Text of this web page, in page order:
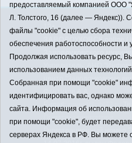
12+
ЗАВОДОУКОВСК online /
Заводоуковского
Учредитель: АНО
центр "Заводоуковские
E-mail:
zavest@obl72.ru
Политика оператора
Регистрационный номер
предоставляемый компанией ООО
Л. Толстого, 16 (далее — Яндекс)).
файлы "cookie" с целью сбора
обеспечения работоспособности и
Продолжая использовать ресурс,
использованием данных
Собранная при помощи "cookie"
идентифицировать вас, однако
сайта. Информация об
при помощи "cookie", будет
серверах Яндекса в РФ. Вы можете